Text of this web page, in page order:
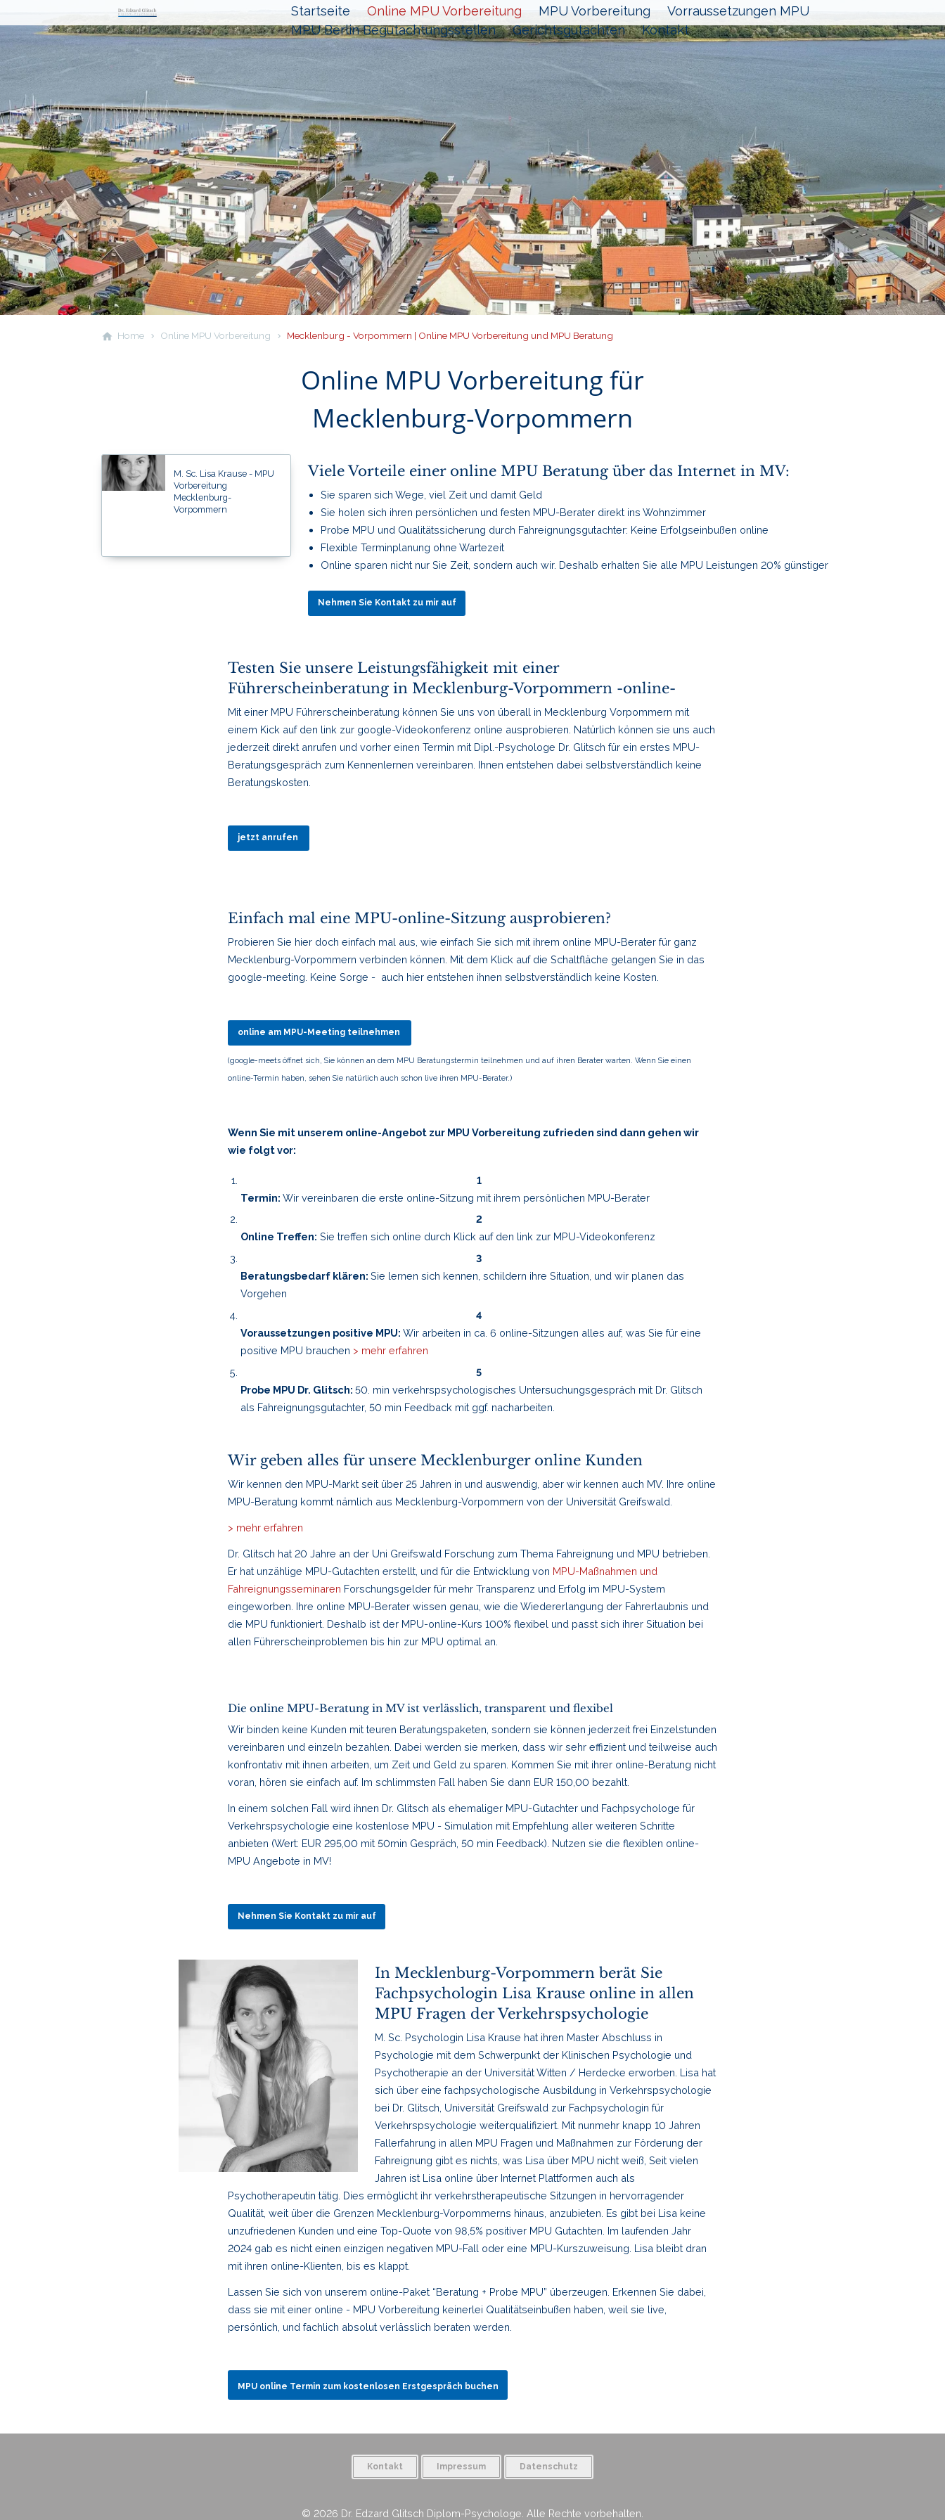
Startseite Online MPU Vorbereitung MPU Vorbereitung
Vorraussetzungen MPU
MPU Berlin Begutachtungsstellen
Gerichtsgutachten Kontakt
Home Online MPU Vorbereitung Mecklenburg - Vorpommern | Online MPU Vorbereitung und MPU Beratung
Online MPU Vorbereitung für
Mecklenburg-Vorpommern
Viele Vorteile einer online MPU Beratung über das Internet in MV:
Sie sparen sich Wege, viel Zeit und damit Geld
Sie holen sich ihren persönlichen und festen MPU-Berater direkt ins Wohnzimmer
Probe MPU und Qualitätssicherung durch Fahreignungsgutachter: Keine Erfolgseinbußen online
Flexible Terminplanung ohne Wartezeit
Online sparen nicht nur Sie Zeit, sondern auch wir. Deshalb erhalten Sie alle MPU Leistungen 20% günstiger
Nehmen Sie Kontakt zu mir auf
M. Sc. Lisa Krause - MPU
Vorbereitung
Mecklenburg-
Vorpommern
Testen Sie unsere Leistungsfähigkeit mit einer
Führerscheinberatung in Mecklenburg-Vorpommern -online-
Mit einer MPU Führerscheinberatung können Sie uns von überall in Mecklenburg Vorpommern mit
einem Kick auf den link zur google-Videokonferenz online ausprobieren. Natürlich können sie uns auch
jederzeit direkt anrufen und vorher einen Termin mit Dipl.-Psychologe Dr. Glitsch für ein erstes MPU-
Beratungsgespräch zum Kennenlernen vereinbaren. Ihnen entstehen dabei selbstverständlich keine
Beratungskosten.
jetzt anrufen
Einfach mal eine MPU-online-Sitzung ausprobieren?
Probieren Sie hier doch einfach mal aus, wie einfach Sie sich mit ihrem online MPU-Berater für ganz
Mecklenburg-Vorpommern verbinden können. Mit dem Klick auf die Schaltfläche gelangen Sie in das
google-meeting. Keine Sorge - auch hier entstehen ihnen selbstverständlich keine Kosten.
online am MPU-Meeting teilnehmen
(google-meets öffnet sich, Sie können an dem MPU Beratungstermin teilnehmen und auf ihren Berater warten. Wenn Sie einen
online-Termin haben, sehen Sie natürlich auch schon live ihren MPU-Berater.)
Wenn Sie mit unserem online-Angebot zur MPU Vorbereitung zufrieden sind dann gehen wir
wie folgt vor:
Termin: Wir vereinbaren die erste online-Sitzung mit ihrem persönlichen MPU-Berater
Online Treffen: Sie treffen sich online durch Klick auf den link zur MPU-Videokonferenz
Beratungsbedarf klären: Sie lernen sich kennen, schildern ihre Situation, und wir planen das
Vorgehen
Voraussetzungen positive MPU: Wir arbeiten in ca. 6 online-Sitzungen alles auf, was Sie für eine
positive MPU brauchen > mehr erfahren
Probe MPU Dr. Glitsch: 50. min verkehrspsychologisches Untersuchungsgespräch mit Dr. Glitsch
als Fahreignungsgutachter, 50 min Feedback mit ggf. nacharbeiten.
Wir geben alles für unsere Mecklenburger online Kunden
Wir kennen den MPU-Markt seit über 25 Jahren in und auswendig, aber wir kennen auch MV. Ihre online
MPU-Beratung kommt nämlich aus Mecklenburg-Vorpommern von der Universität Greifswald.
> mehr erfahren
Dr. Glitsch hat 20 Jahre an der Uni Greifswald Forschung zum Thema Fahreignung und MPU betrieben.
Er hat unzählige MPU-Gutachten erstellt, und für die Entwicklung von MPU-Maßnahmen und
Fahreignungsseminaren Forschungsgelder für mehr Transparenz und Erfolg im MPU-System
eingeworben. Ihre online MPU-Berater wissen genau, wie die Wiedererlangung der Fahrerlaubnis und
die MPU funktioniert. Deshalb ist der MPU-online-Kurs 100% flexibel und passt sich ihrer Situation bei
allen Führerscheinproblemen bis hin zur MPU optimal an.
Die online MPU-Beratung in MV ist verlässlich, transparent und flexibel
Wir binden keine Kunden mit teuren Beratungspaketen, sondern sie können jederzeit frei Einzelstunden
vereinbaren und einzeln bezahlen. Dabei werden sie merken, dass wir sehr effizient und teilweise auch
konfrontativ mit ihnen arbeiten, um Zeit und Geld zu sparen. Kommen Sie mit ihrer online-Beratung nicht
voran, hören sie einfach auf. Im schlimmsten Fall haben Sie dann EUR 150,00 bezahlt.
In einem solchen Fall wird ihnen Dr. Glitsch als ehemaliger MPU-Gutachter und Fachpsychologe für
Verkehrspsychologie eine kostenlose MPU - Simulation mit Empfehlung aller weiteren Schritte
anbieten (Wert: EUR 295,00 mit 50min Gespräch, 50 min Feedback). Nutzen sie die flexiblen online-
MPU Angebote in MV!
Nehmen Sie Kontakt zu mir auf
In Mecklenburg-Vorpommern berät Sie
Fachpsychologin Lisa Krause online in allen
MPU Fragen der Verkehrspsychologie
M. Sc. Psychologin Lisa Krause hat ihren Master Abschluss in
Psychologie mit dem Schwerpunkt der Klinischen Psychologie und
Psychotherapie an der Universität Witten / Herdecke erworben. Lisa hat
sich über eine fachpsychologische Ausbildung in Verkehrspsychologie
bei Dr. Glitsch, Universität Greifswald zur Fachpsychologin für
Verkehrspsychologie weiterqualifiziert. Mit nunmehr knapp 10 Jahren
Fallerfahrung in allen MPU Fragen und Maßnahmen zur Förderung der
Fahreignung gibt es nichts, was Lisa über MPU nicht weiß, Seit vielen
Jahren ist Lisa online über Internet Plattformen auch als
Psychotherapeutin tätig. Dies ermöglicht ihr verkehrstherapeutische Sitzungen in hervorragender
Qualität, weit über die Grenzen Mecklenburg-Vorpommerns hinaus, anzubieten. Es gibt bei Lisa keine
unzufriedenen Kunden und eine Top-Quote von 98,5% positiver MPU Gutachten. Im laufenden Jahr
2024 gab es nicht einen einzigen negativen MPU-Fall oder eine MPU-Kurszuweisung. Lisa bleibt dran
mit ihren online-Klienten, bis es klappt.
Lassen Sie sich von unserem online-Paket “Beratung + Probe MPU” überzeugen. Erkennen Sie dabei,
dass sie mit einer online - MPU Vorbereitung keinerlei Qualitätseinbußen haben, weil sie live,
persönlich, und fachlich absolut verlässlich beraten werden.
MPU online Termin zum kostenlosen Erstgespräch buchen
Kontakt Impressum Datenschutz
© 2026 Dr. Edzard Glitsch Diplom-Psychologe. Alle Rechte vorbehalten.